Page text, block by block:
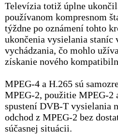
Televízia totiž úplne
používanom kompresnom
týždne po oznámení tohto
ukončenia vysielania staníc
vychádzania, čo mohlo
získanie nového
MPEG-4 a H.265 sú
MPEG-2, použitie MPEG-
spustení DVB-T vysielania
odchod z MPEG-2 bez
súčasnej situácii.